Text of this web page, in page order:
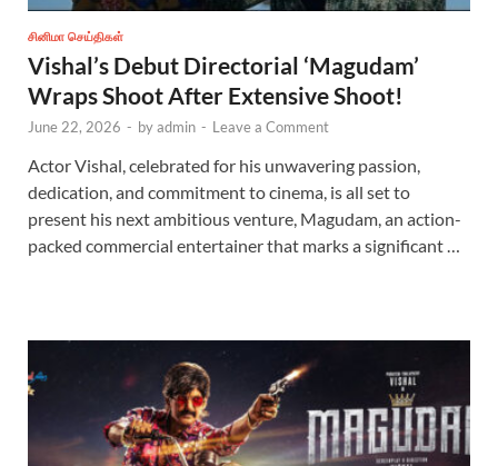
சினிமா செய்திகள்
Vishal’s Debut Directorial ‘Magudam’
Wraps Shoot After Extensive Shoot!
June 22, 2026 - byadmin - Leave a Comment
Actor Vishal, celebrated for his unwavering passion,
dedication, and commitment to cinema, is all set to
present his next ambitious venture, Magudam, an action-
packed commercial entertainer that marks a significant …